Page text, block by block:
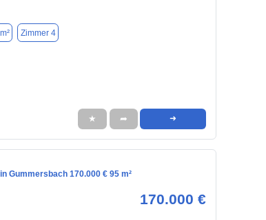
Zimmer 4
★ ➦ ➜
Gummersbach 170.000 € 95 m²
170.000 €